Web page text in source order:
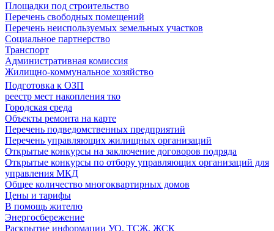
Площадки под строительство
Перечень свободных помещений
Перечень неиспользуемых земельных участков
Социальное партнерство
Транспорт
Административная комиссия
Жилищно-коммунальное хозяйство
Подготовка к ОЗП
реестр мест накопления тко
Городская среда
Объекты ремонта на карте
Перечень подведомственных предприятий
Перечень управляющих жилищных организаций
Открытые конкурсы на заключение договоров подряда
Открытые конкурсы по отбору управляющих организаций для
управления МКД
Общее количество многоквартирных домов
Цены и тарифы
В помощь жителю
Энергосбережение
Раскрытие информации УО, ТСЖ, ЖСК